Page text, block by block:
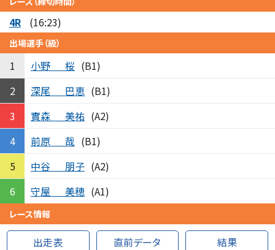
4R (16:23)
出場選手（級）
1 小野 桜 (B1)
2
深尾 巴恵 (B1)
3
實森 美祐 (A2)
4
前原 哉 (B1)
5
中谷 朋子 (A2)
6
守屋 美穂 (A1)
レース情報
出走表 直前データ 結果